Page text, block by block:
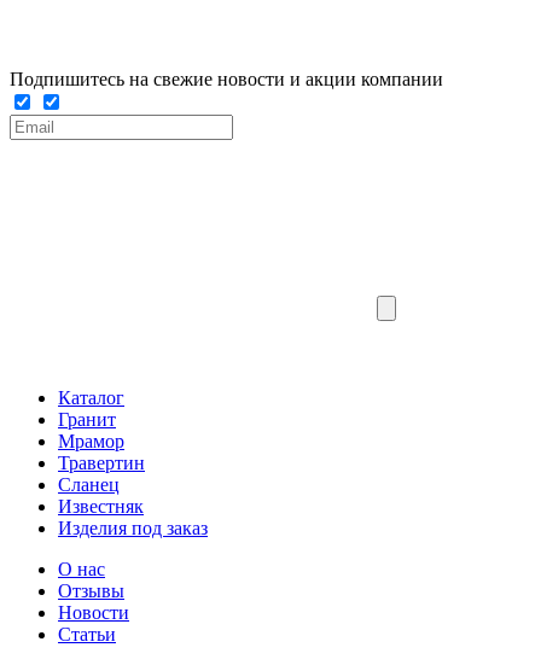
Подпишитесь на свежие новости и акции компании
Каталог
Гранит
Мрамор
Травертин
Сланец
Известняк
Изделия под заказ
О нас
Отзывы
Новости
Статьи